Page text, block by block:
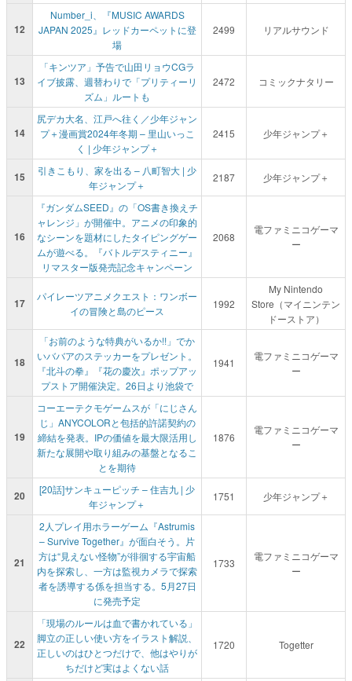
12
Number_i、『MUSIC AWARDS
JAPAN 2025』レッドカーペットに登
場
2499 リアルサウンド
13
「キンツア」予告で山田リョウCGラ
イブ披露、週替わりで「プリティーリ
ズム」ルートも
2472 コミックナタリー
14
尻デカ大名、江戸へ往く／少年ジャン
プ＋漫画賞2024年冬期 – 里山いっこ
く | 少年ジャンプ＋
2415 少年ジャンプ＋
15
引きこもり、家を出る – 八町智大 | 少
年ジャンプ＋
2187 少年ジャンプ＋
16
『ガンダムSEED』の「OS書き換えチ
ャレンジ」が開催中。アニメの印象的
なシーンを題材にしたタイピングゲー
ムが遊べる。『バトルデスティニー』
リマスター版発売記念キャンペーン
2068
電ファミニコゲーマ
ー
17
パイレーツアニメクエスト：ワンボー
イの冒険と島のピース
1992
My Nintendo
Store（マイニンテン
ドーストア）
18
「お前のような特典がいるか!!」でか
いババアのステッカーをプレゼント。
『北斗の拳』『花の慶次』ポップアッ
プストア開催決定。26日より池袋で
1941
電ファミニコゲーマ
ー
19
コーエーテクモゲームスが「にじさん
じ」ANYCOLORと包括的許諾契約の
締結を発表。IPの価値を最大限活用し
新たな展開や取り組みの基盤となるこ
とを期待
1876
電ファミニコゲーマ
ー
20
[20話]サンキューピッチ – 住吉九 | 少
年ジャンプ＋
1751 少年ジャンプ＋
21
2人プレイ用ホラーゲーム『Astrumis
– Survive Together』が面白そう。片
方は“見えない怪物”が徘徊する宇宙船
内を探索し、一方は監視カメラで探索
者を誘導する係を担当する。5月27日
に発売予定
1733
電ファミニコゲーマ
ー
22
「現場のルールは血で書かれている」
脚立の正しい使い方をイラスト解説、
正しいのはひとつだけで、他はやりが
ちだけど実はよくない話
1720 Togetter